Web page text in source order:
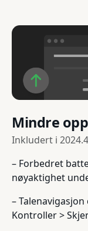
Mindre
Inkludert i
– Forbedret
nøyaktighet
–
Kontroller >